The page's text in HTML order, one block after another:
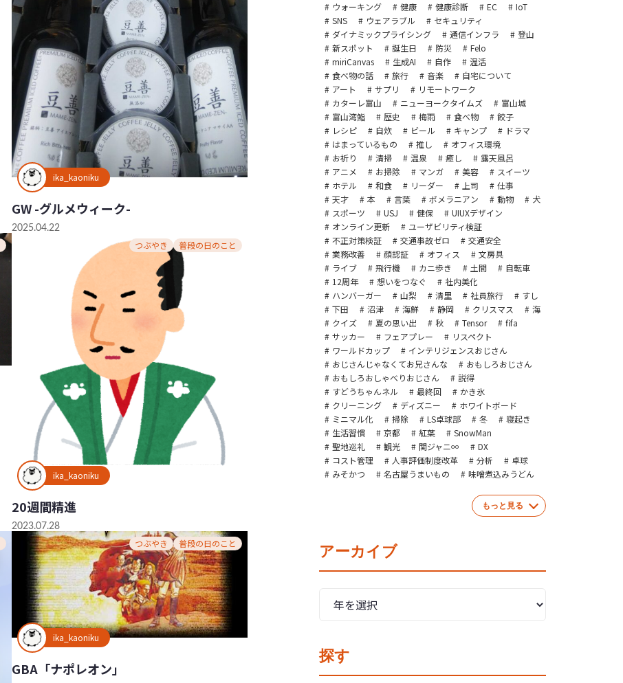
ika_kaoniku
GW -グルメウィーク-
2025.04.22
つぶやき 普段の日のこと
ika_kaoniku
20週間精進
2023.07.28
つぶやき 普段の日のこと
ika_kaoniku
GBA「ナポレオン」
ウォーキング
健康 健康診断 EC
IoT
SNS
ウェアラブル
セキュリティ
ダイナミックプライシング
通信インフラ
登山
新スポット
誕生日 防災
Felo
miriCanvas
生成AI 自作
温活
食べ物の話
旅行 音楽
自宅について
アート
サプリ
リモートワーク
カターレ富山
ニューヨークタイムズ
富山城
富山湾鮨
歴史 梅雨 食べ物
餃子
レシピ
自炊 ビール キャンプ
ドラマ
はまっているもの
推し
オフィス環境
お祈り
清掃 温泉 癒し
露天風呂
アニメ
お掃除 マンガ 美容
スイーツ
ホテル
和食 リーダー 上司
仕事
天才
本 言葉 ポメラニアン 動物
犬
スポーツ
USJ 健保
UIUXデザイン
オンライン更新
ユーザビリティ検証
不正対策検証
交通事故ゼロ
交通安全
業務改善
顔認証 オフィス
文房具
ライブ
飛行機 カニ歩き 土間
自転車
12周年
想いをつなぐ
社内美化
ハンバーガー
山梨 清里 社員旅行
すし
下田
沼津 海鮮 静岡 クリスマス
海
クイズ
夏の思い出 秋 Tensor
fifa
サッカー
フェアプレー
リスペクト
ワールドカップ
インテリジェンスおじさん
おじさんじゃなくてお兄さんな
おもしろおじさん
おもしろおしゃべりおじさん
説得
すどうちゃんネル
最終回
かき氷
クリーニング
ディズニー
ホワイトボード
ミニマル化
掃除 LS卓球部 冬
寝起き
生活習慣
京都 紅葉
SnowMan
聖地巡礼
観光 関ジャニ∞
DX
コスト管理
人事評価制度改革 分析
卓球
みそかつ
名古屋うまいもの 味噌煮込みうどん
もっと見る
アーカイブ
探す